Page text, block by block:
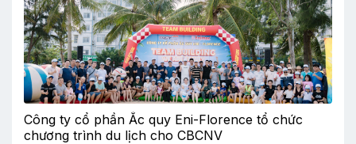
Công ty cổ phần Ắc quy Eni-Florence tổ chức
chương trình du lịch cho CBCNV